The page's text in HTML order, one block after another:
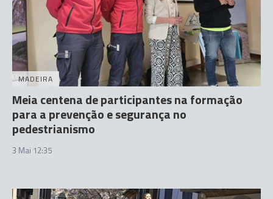
MADEIRA
Meia centena de participantes na formação
para a prevenção e segurança no
pedestrianismo
3 Mai 12:35